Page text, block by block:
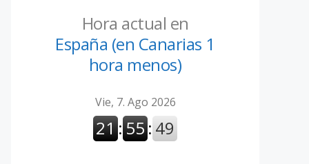
Hora actual en
España (en Canarias 1
hora menos)